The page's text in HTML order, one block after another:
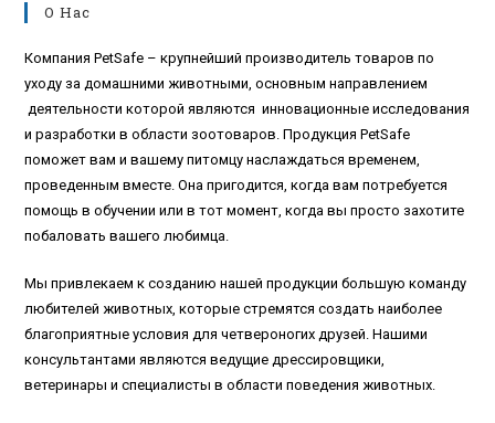
О Нас
Компания PetSafe – крупнейший производитель товаров по
уходу за домашними животными, основным направлением
деятельности которой являются инновационные исследования
и разработки в области зоотоваров. Продукция PetSafe
поможет вам и вашему питомцу наслаждаться временем,
проведенным вместе. Она пригодится, когда вам потребуется
помощь в обучении или в тот момент, когда вы просто захотите
побаловать вашего любимца.
Мы привлекаем к созданию нашей продукции большую команду
любителей животных, которые стремятся создать наиболее
благоприятные условия для четвероногих друзей. Нашими
консультантами являются ведущие дрессировщики,
ветеринары и специалисты в области поведения животных.